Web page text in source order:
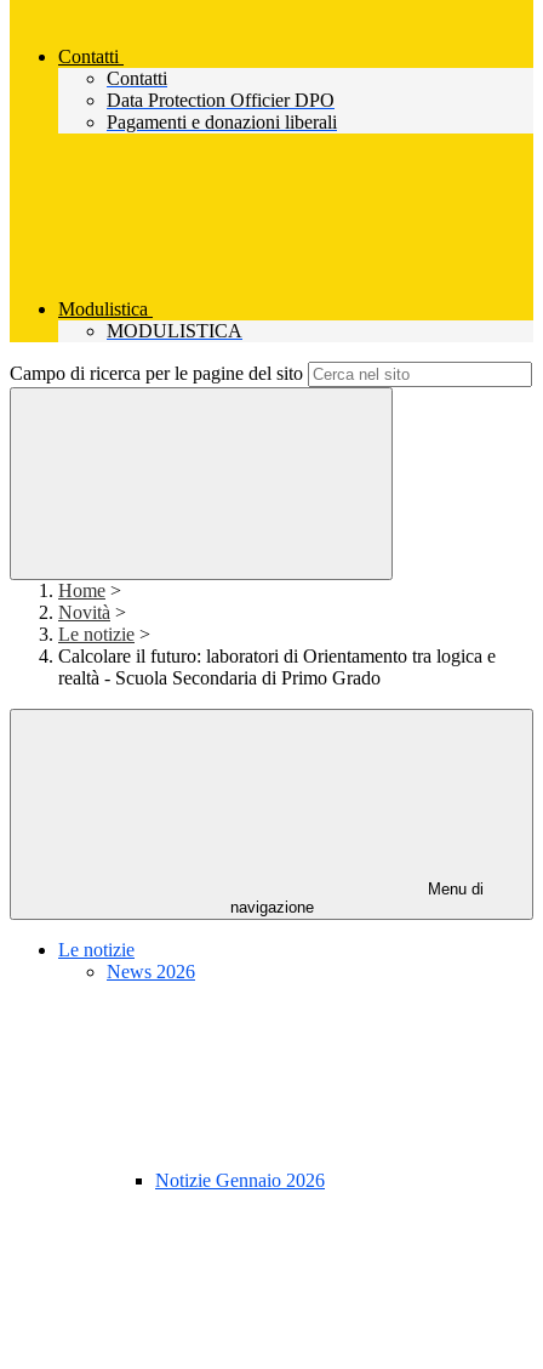
Contatti
Contatti
Data Protection Officier DPO
Pagamenti e donazioni liberali
Modulistica
MODULISTICA
Campo di ricerca per le pagine del sito
Home >
Novità >
Le notizie >
Calcolare il futuro: laboratori di Orientamento tra logica e
realtà - Scuola Secondaria di Primo Grado
Menu di
navigazione
Le notizie
News 2026
Notizie Gennaio 2026